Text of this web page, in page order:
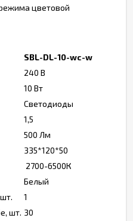
цветовой
SBL-DL-10-wc-w
240 В
10 Вт
Светодиоды
1,5
500 Лм
335*120*50
2700-6500К
Белый
1
шт. 30